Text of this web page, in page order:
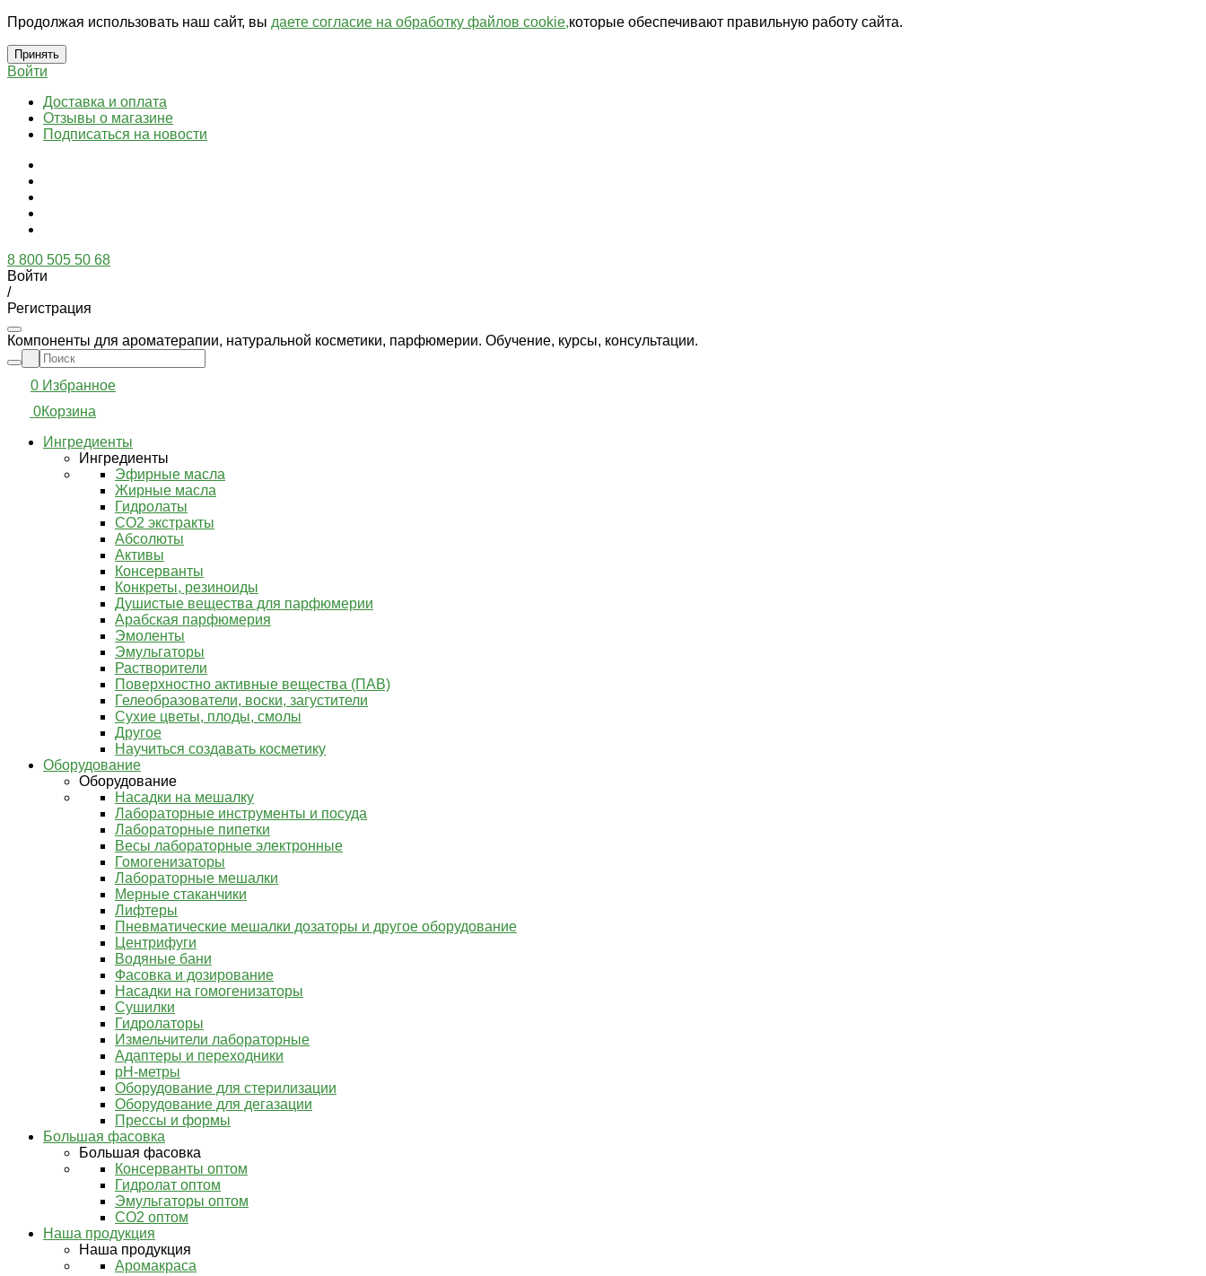
Продолжая использовать наш сайт, вы даете согласие на обработку файлов cookie,которые обеспечивают правильную работу сайта.
Принять
Войти
Доставка и оплата
Отзывы о магазине
Подписаться на новости
8 800 505 50 68
Войти
/
Регистрация
Компоненты для ароматерапии, натуральной косметики, парфюмерии. Обучение, курсы, консультации.
0 Избранное
0Корзина
Ингредиенты
Ингредиенты
Эфирные масла
Жирные масла
Гидролаты
СО2 экстракты
Абсолюты
Активы
Консерванты
Конкреты, резиноиды
Душистые вещества для парфюмерии
Арабская парфюмерия
Эмоленты
Эмульгаторы
Растворители
Поверхностно активные вещества (ПАВ)
Гелеобразователи, воски, загустители
Сухие цветы, плоды, смолы
Другое
Научиться создавать косметику
Оборудование
Оборудование
Насадки на мешалку
Лабораторные инструменты и посуда
Лабораторные пипетки
Весы лабораторные электронные
Гомогенизаторы
Лабораторные мешалки
Мерные стаканчики
Лифтеры
Пневматические мешалки дозаторы и другое оборудование
Центрифуги
Водяные бани
Фасовка и дозирование
Насадки на гомогенизаторы
Сушилки
Гидролаторы
Измельчители лабораторные
Адаптеры и переходники
pH-метры
Оборудование для стерилизации
Оборудование для дегазации
Прессы и формы
Большая фасовка
Большая фасовка
Консерванты оптом
Гидролат оптом
Эмульгаторы оптом
СО2 оптом
Наша продукция
Наша продукция
Аромакраса